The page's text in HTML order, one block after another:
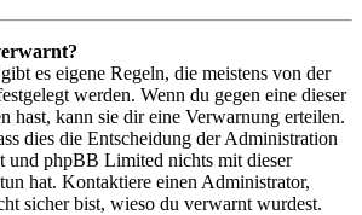
es eigene Regeln, die meistens von der
werden. Wenn du gegen eine dieser
hast, kann sie dir eine Verwarnung erteilen.
dies die Entscheidung der Administration
und phpBB Limited nichts mit dieser
hat. Kontaktiere einen Administrator,
sicher bist, wieso du verwarnt wurdest.